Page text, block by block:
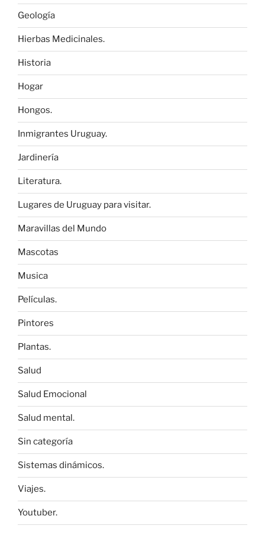
Geología
Hierbas Medicinales.
Historia
Hogar
Hongos.
Inmigrantes Uruguay.
Jardinería
Literatura.
Lugares de Uruguay para visitar.
Maravillas del Mundo
Mascotas
Musica
Películas.
Pintores
Plantas.
Salud
Salud Emocional
Salud mental.
Sin categoría
Sistemas dinámicos.
Viajes.
Youtuber.